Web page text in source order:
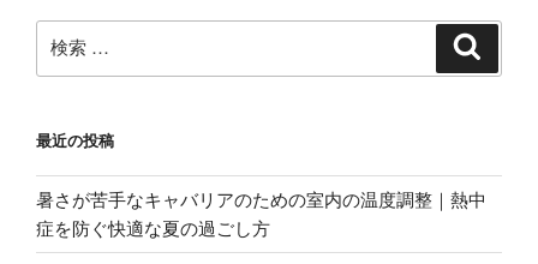
ン
索:
最近の投稿
暑さが苦手なキャバリアのための室内の温度調整｜熱中
症を防ぐ快適な夏の過ごし方